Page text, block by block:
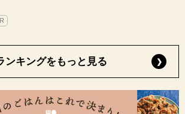
ンキングをもっと見る